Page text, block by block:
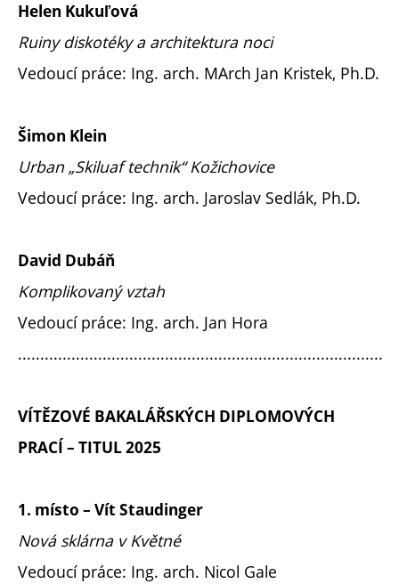
Helen Kukuľová
Ruiny diskotéky a architektura noci
Vedoucí práce: Ing. arch. MArch Jan Kristek, Ph.D.
Šimon Klein
Urban „Skiluaf technik“ Kožichovice
Vedoucí práce: Ing. arch. Jaroslav Sedlák, Ph.D.
David Dubáň
Komplikovaný vztah
Vedoucí práce: Ing. arch. Jan Hora
..................................................................................
VÍTĚZOVÉ BAKALÁŘSKÝCH DIPLOMOVÝCH
PRACÍ – TITUL 2025
1. místo – Vít Staudinger
Nová sklárna v Květné
Vedoucí práce: Ing. arch. Nicol Gale